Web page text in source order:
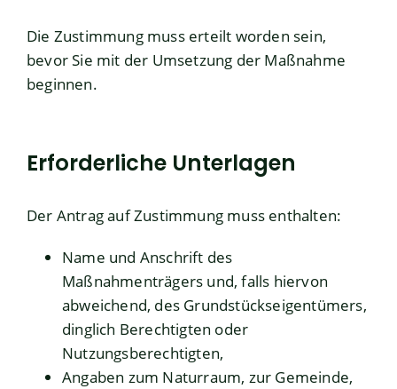
Die Zustimmung muss erteilt worden sein,
bevor Sie mit der Umsetzung der Maßnahme
beginnen.
Erforderliche Unterlagen
Der Antrag auf Zustimmung muss enthalten:
Name und Anschrift des
Maßnahmenträgers und, falls hiervon
abweichend, des Grundstückseigentümers,
dinglich Berechtigten oder
Nutzungsberechtigten,
Angaben zum Naturraum, zur Gemeinde,